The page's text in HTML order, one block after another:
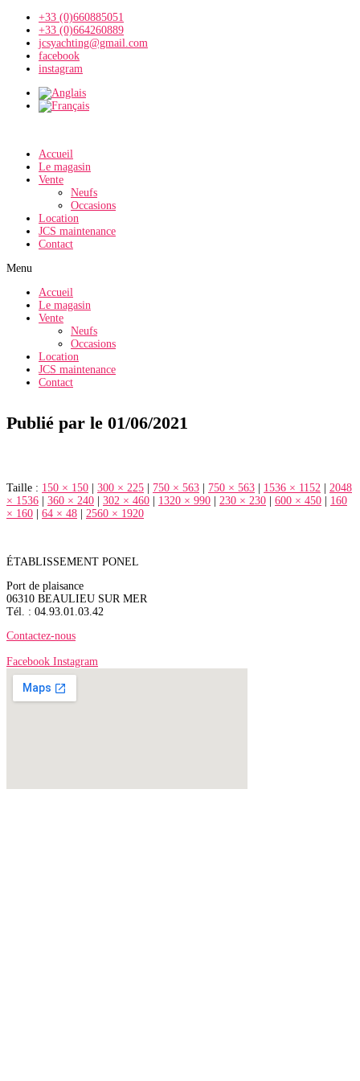
+33 (0)660885051
+33 (0)664260889
jcsyachting@gmail.com
facebook
instagram
Accueil
Le magasin
Vente
Neufs
Occasions
Location
JCS maintenance
Contact
Menu
Accueil
Le magasin
Vente
Neufs
Occasions
Location
JCS maintenance
Contact
Publié par le 01/06/2021
Taille : 150 × 150 | 300 × 225 | 750 × 563 | 750 × 563 | 1536 × 1152 | 2048
× 1536 | 360 × 240 | 302 × 460 | 1320 × 990 | 230 × 230 | 600 × 450 | 160
× 160 | 64 × 48 | 2560 × 1920
ÉTABLISSEMENT PONEL
Port de plaisance
06310 BEAULIEU SUR MER
Tél. : 04.93.01.03.42
Contactez-nous
Facebook Instagram